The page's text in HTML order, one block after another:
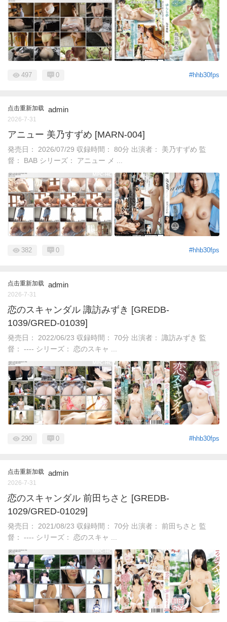
#hhb30fps
497 0
点击重新加载 admin
2026-7-31
アニュー 美乃すずめ [MARN-004]
発売日： 2026/07/29 収録時間： 80分 出演者： 美乃すずめ 監
督： BAB シリーズ： アニュー メ ...
#hhb30fps
382 0
点击重新加载 admin
2026-7-31
恋のスキャンダル 諏訪みずき [GREDB-
1039/GRED-01039]
発売日： 2022/06/23 収録時間： 70分 出演者： 諏訪みずき 監
督： ---- シリーズ： 恋のスキャ ...
#hhb30fps
290 0
点击重新加载 admin
2026-7-31
恋のスキャンダル 前田ちさと [GREDB-
1029/GRED-01029]
発売日： 2021/08/23 収録時間： 70分 出演者： 前田ちさと 監
督： ---- シリーズ： 恋のスキャ ...